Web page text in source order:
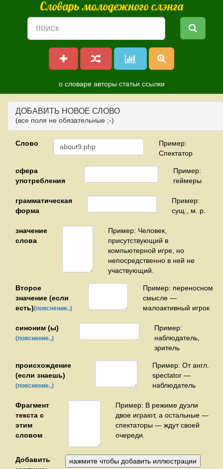
Словарь молодежного слэнга
о словаре авторы статьи ссылки
ДОБАВИТЬ НОВОЕ СЛОВО
(все поля не обязательные ;-)
Слово
Пример:
Спектатор
сфера
употребления
Пример:
геймеры
грамматическая
форма
Пример:
сущ., м. р.
значение
слова
Пример: Человек,
присутствующий в
компьютерной игре, но
непосредственно в ней не
участвующий.
Второе
значение (если
есть)(пояснение..)
Пример: переносном
смысле —
малоактивный игрок
синоним (ы)
(пояснение..)
Пример:
наблюдатель,
зритель
происхождение
(если знаешь)
(пояснение..)
Пример: От англ.
spectator —
наблюдатель
Фрагмент
текста с
этим
словом
Пример: В режиме дуэли
двое играют, а остальные —
спектаторы — ждут своей
очереди.
Добавить